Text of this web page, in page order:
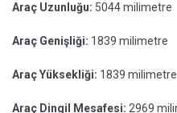
Araç Uzunluğu: 5044 milimetre
Araç Genişliği: 1839 milimetre
Araç Yüksekliği: 1839 milimetre
Araç Dingil Mesafesi: 2969